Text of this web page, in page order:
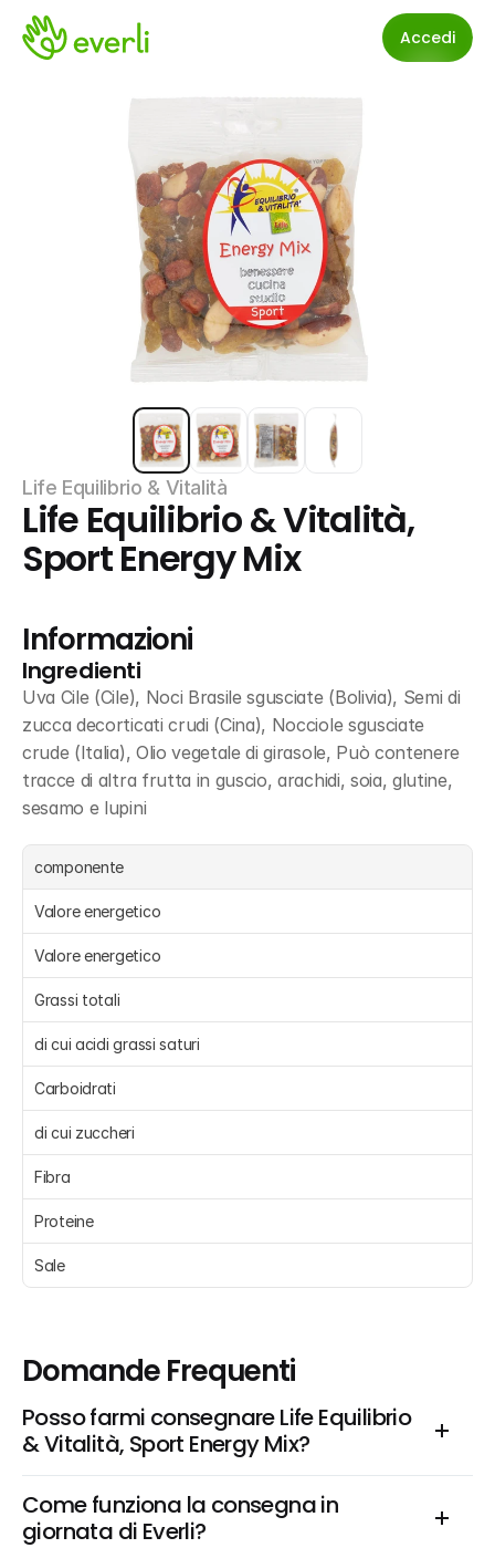
Accedi
Life Equilibrio & Vitalità
Life Equilibrio & Vitalità,
Sport Energy Mix
Informazioni
Ingredienti
Uva Cile (Cile), Noci Brasile sgusciate (Bolivia), Semi di
zucca decorticati crudi (Cina), Nocciole sgusciate
crude (Italia), Olio vegetale di girasole, Può contenere
tracce di altra frutta in guscio, arachidi, soia, glutine,
sesamo e lupini
componente
Valore energetico
Valore energetico
Grassi totali
di cui acidi grassi saturi
Carboidrati
di cui zuccheri
Fibra
Proteine
Sale
Domande Frequenti
Posso farmi consegnare Life Equilibrio
& Vitalità, Sport Energy Mix?
Come funziona la consegna in
giornata di Everli?